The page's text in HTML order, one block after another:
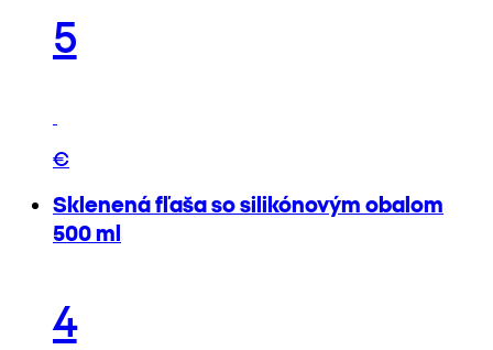
5
€
Sklenená fľaša so silikónovým obalom
500 ml
4